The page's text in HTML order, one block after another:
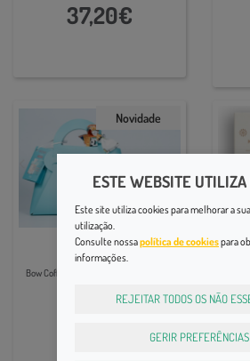
37,20€
Novidade
Perfumes | Mulher
Bow Coffret Betty Eau Parf+Deo Natal25
ESTE WEBSITE UTILIZA
Este site utiliza cookies para melhorar a
utilização.
Consulte nossapolítica de cookiespara
informações.
REJEITAR TODOS OS NÃO
GERIR PREFERÊNCIAS